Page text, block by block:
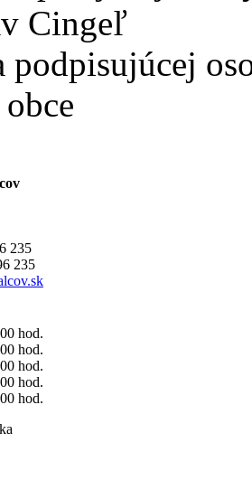
Cingeľ
podpisujúcej
235
235
hod.
hod.
hod.
hod.
hod.